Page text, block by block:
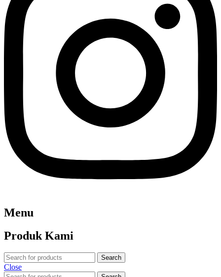
Menu
Produk Kami
Search
Close